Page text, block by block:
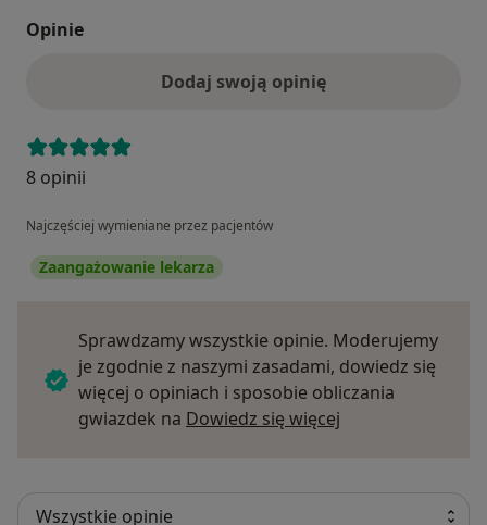
Opinie
Dodaj swoją opinię
8 opinii
Najczęściej wymieniane przez pacjentów
Zaangażowanie lekarza
Sprawdzamy wszystkie opinie. Moderujemy
je zgodnie z naszymi zasadami, dowiedz się
więcej o opiniach i sposobie obliczania
gwiazdek na Dowiedz się więcej